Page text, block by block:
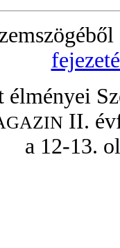
élményei
II.
a 12-13.